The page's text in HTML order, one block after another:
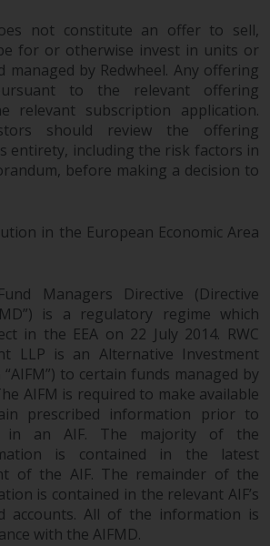
es wird keine
hinsichtlich ihrer
Vollständigkeit oder
für einen bestimmten
Redwheel
eigenen Ansichten und
auf dieser Website
seiner verbundenen
sich ohne
zu aktualisieren,
sollten sich bei einer
nicht
auf die auf dieser
verlassen.
bestrebt ist,
not constitute an offer to sell,
for or otherwise invest in units or
managed by Redwheel. Any offering
to the relevant offering
relevant subscription application.
should review the offering
entirety, including the risk factors in
before making a decision to
in the European Economic Area
Managers Directive (Directive
is a regulatory regime which
in the EEA on 22 July 2014. RWC
LLP is an Alternative Investment
to certain funds managed by
AIFM is required to make available
prescribed information prior to
in an AIF. The majority of the
is contained in the latest
of the AIF. The remainder of the
is contained in the relevant AIF’s
accounts. All of the information is
with the AIFMD.